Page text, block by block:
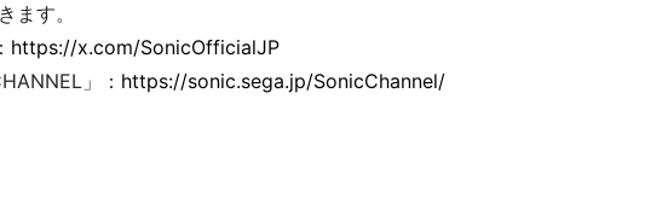
ます。
https://x.com/SonicOfficialJP
」： https://sonic.sega.jp/SonicChannel/